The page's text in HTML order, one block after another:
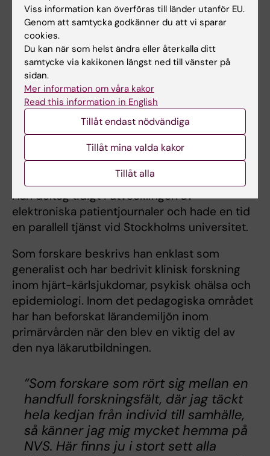
delaktig i att utveckla den nya
läkarutbildningen och blev senare
programdirektor för läkarprogrammet. År
2013 fick han KI:s pedagogiska pris med
motiveringen att han ”haft en avgörande roll i
arbetet med att organisera, utveckla,
implementera och utvärdera det nya
läkarprogrammet vid KI”.
Gunnar Nilsson har bedrivit en bred forskning
inom fältet medicinsk informatik, och odlat en
klinisk inriktning på ämnet systemvetenskap.
Han deltog tidigt i utvecklingen av
elektroniska patientjournaler och hade en tid
en parallell tjänst vid Stockholms universitet.
Som forskare beskrivs han enklast som
generalist och har bedrivit klinisk forskning
inom hjärt-kärlsjukdomar, psykisk ohälsa och
epidemiologi. Inom det pedagogiska området
har han beforskat lärandemiljön inom
primärvården när den blev en viktig del av
den nya läkarutbildningen.
”Som forskare som rört sig mellan en
handfull forskningsfält, där jag täckt
hela kedjan från individ till samhälle,
så känner jag mig mycket hemma på
NVS. Här finns ju i stort sett alla
Viss information kan överföras till länder utanför EU.
Genom att samtycka godkänner du att vi sparar
cookies.
Du kan när som helst ändra eller återkalla ditt
samtycke via kakikonen längst ned till vänster på
sidan.
Mer information om våra kakor
Read this information in English
Tillåt endast nödvändiga
Tillåt mina valda kakor
Tillåt alla